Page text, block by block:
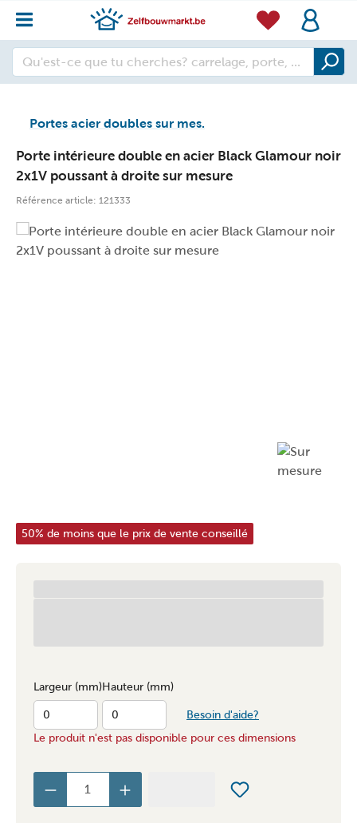
Portes acier doubles sur mes.
Porte intérieure double en acier Black Glamour noir
2x1V poussant à droite sur mesure
Référence article: 121333
50% de moins que le prix de vente conseillé
Largeur (mm)Hauteur (mm)
Besoin d'aide?
Le produit n'est pas disponible pour ces dimensions